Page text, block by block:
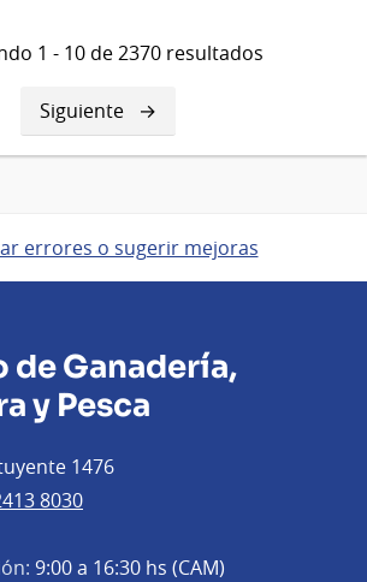
1 - 10 de 2370 resultados
Siguiente
página
Siguiente
errores o sugerir mejoras
Ganadería,
y Pesca
1476
8030
9:00 a 16:30 hs (CAM)